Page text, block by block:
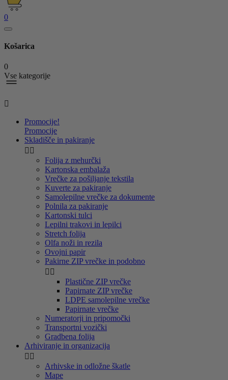
0
Košarica
0
Vse kategorije

Promocije!
Promocije
Skladišče in pakiranje
 
Folija z mehurčki
Kartonska embalaža
Vrečke za pošiljanje tekstila
Kuverte za pakiranje
Samolepilne vrečke za dokumente
Polnila za pakiranje
Kartonski tulci
Lepilni trakovi in lepilci
Stretch folija
Olfa noži in rezila
Ovojni papir
Pakirne ZIP vrečke in podobno
 
Plastične ZIP vrečke
Papirnate ZIP vrečke
LDPE samolepilne vrečke
Papirnate vrečke
Numeratorji in pripomočki
Transportni vozički
Gradbena folija
Arhiviranje in organizacija
 
Arhivske in odložne škatle
Mape